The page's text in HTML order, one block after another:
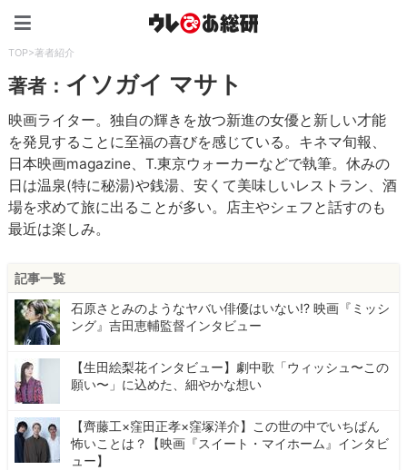
TOP>著者紹介
著者： イソガイ マサト
映画ライター。独自の輝きを放つ新進の女優と新しい才能
を発見することに至福の喜びを感じている。キネマ旬報、
日本映画magazine、T.東京ウォーカーなどで執筆。休みの
日は温泉(特に秘湯)や銭湯、安くて美味しいレストラン、酒
場を求めて旅に出ることが多い。店主やシェフと話すのも
最近は楽しみ。
記事一覧
石原さとみのようなヤバい俳優はいない!? 映画『ミッシ
ング』吉田恵輔監督インタビュー
【生田絵梨花インタビュー】劇中歌「ウィッシュ〜この
願い〜」に込めた、細やかな想い
【齊藤工×窪田正孝×窪塚洋介】この世の中でいちばん
怖いことは？【映画『スイート・マイホーム』インタビ
ュー】